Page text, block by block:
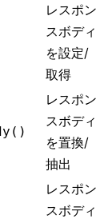
レスポン
スボディ
を設定/
取得
レスポン
スボディ
を置換/
抽出
レスポン
スボディ